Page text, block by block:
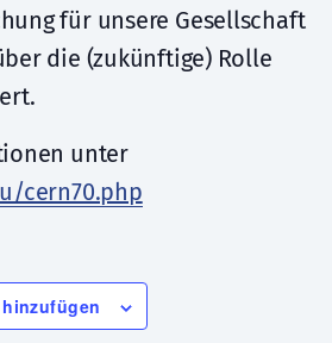
für unsere Gesellschaft
die (zukünftige) Rolle
unter
cern70.php